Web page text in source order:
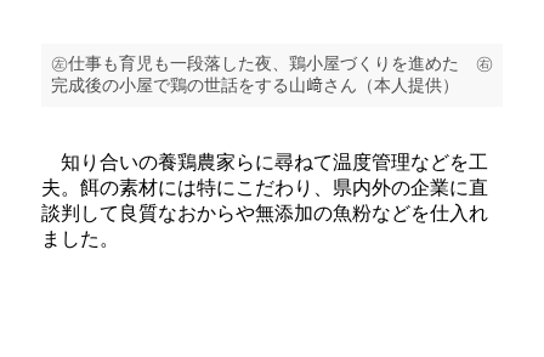
㊧仕事も育児も一段落した夜、鶏小屋づくりを進めた ㊨
完成後の小屋で鶏の世話をする山﨑さん（本人提供）
知り合いの養鶏農家らに尋ねて温度管理などを工
夫。餌の素材には特にこだわり、県内外の企業に直
談判して良質なおからや無添加の魚粉などを仕入れ
ました。